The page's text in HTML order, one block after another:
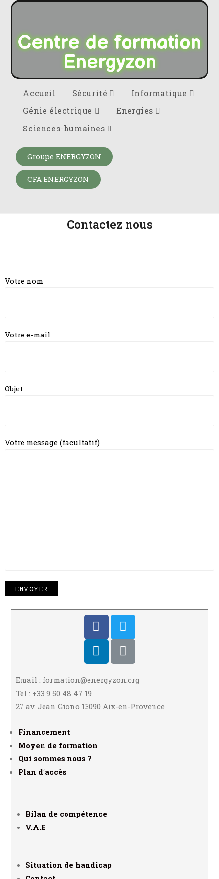
Centre de formation
Energyzon
Accueil Sécurité
Informatique
Génie électrique
Energies
Sciences-humaines
Groupe ENERGYZON
CFA ENERGYZON
Contactez nous
Votre nom
Votre e-mail
Objet
Votre message (facultatif)
Email : formation@energyzon.org
Tel : +33 9 50 48 47 19
27 av. Jean Giono 13090 Aix-en-Provence
Financement
Moyen de formation
Qui sommes nous ?
Plan d’accès
Bilan de compétence
V.A.E
Situation de handicap